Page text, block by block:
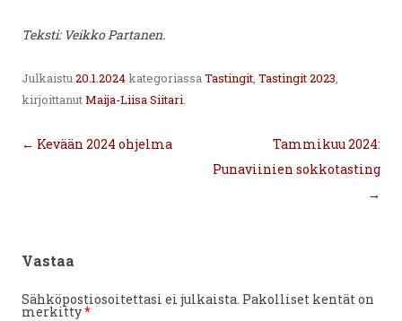
Teksti: Veikko Partanen.
Julkaistu20.1.2024kategoriassaTastingit, Tastingit 2023,
kirjoittanutMaija-Liisa Siitari.
Artikkelien
← Kevään 2024 ohjelma
Tammikuu 2024:
Punaviinien sokkotasting
→
Vastaa
Sähköpostiosoitettasi ei julkaista. Pakolliset kentät on
merkitty*